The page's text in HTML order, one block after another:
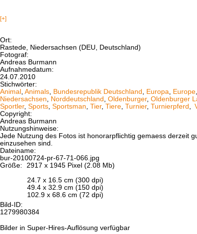
[+]
Ort:
Rastede, Niedersachsen (DEU, Deutschland)
Fotograf:
Andreas Burmann
Aufnahmedatum:
24.07.2010
Stichwörter:
Animal Animals Bundesrepublik Deutschland Europa Europe
Niedersachsen
Norddeutschland Oldenburger, Oldenburger
Sportler, Sports Sportsman Tier, Tiere Turnier, Turnierpferd
Copyright:
Andreas Burmann
Nutzungshinweise:
Jede Nutzung des Fotos ist honorarpflichtig gemaess derzeit
einzusehen sind.
Dateiname:
bur-20100724-pr-67-71-066.jpg
Größe:
2917 x 1945 Pixel (2.08 Mb)
24.7 x 16.5 cm (300 dpi)
49.4 x 32.9 cm (150 dpi)
102.9 x 68.6 cm (72 dpi)
Bild-ID:
1279980384
Bilder in Super-Hires-Auflösung verfügbar